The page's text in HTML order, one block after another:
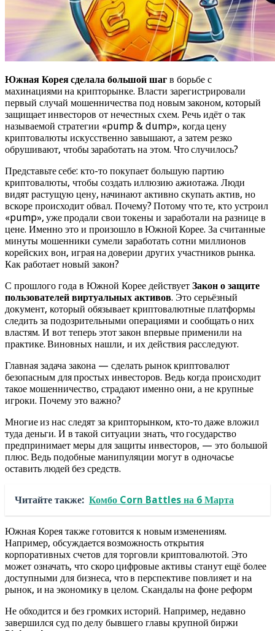
Южная Корея сделала большой шаг в борьбе с
махинациями на крипторынке. Власти зарегистрировали
первый случай мошенничества под новым законом, который
защищает инвесторов от нечестных схем. Речь идёт о так
называемой стратегии «pump & dump», когда цену
криптовалюты искусственно завышают, а затем резко
обрушивают, чтобы заработать на этом. Что случилось?
Представьте себе: кто-то покупает большую партию
криптовалюты, чтобы создать иллюзию ажиотажа. Люди
видят растущую цену, начинают активно скупать актив, но
вскоре происходит обвал. Почему? Потому что те, кто устроил
«pump», уже продали свои токены и заработали на разнице в
цене. Именно это и произошло в Южной Корее. За считанные
минуты мошенники сумели заработать сотни миллионов
корейских вон, играя на доверии других участников рынка.
Как работает новый закон?
С прошлого года в Южной Корее действует Закон о защите
пользователей виртуальных активов. Это серьёзный
документ, который обязывает криптовалютные платформы
следить за подозрительными операциями и сообщать о них
властям. И вот теперь этот закон впервые применили на
практике. Виновных нашли, и их действия расследуют.
Главная задача закона — сделать рынок криптовалют
безопасным для простых инвесторов. Ведь когда происходит
такое мошенничество, страдают именно они, а не крупные
игроки. Почему это важно?
Многие из нас следят за крипторынком, кто-то даже вложил
туда деньги. И в такой ситуации знать, что государство
предпринимает меры для защиты инвесторов, — это большой
плюс. Ведь подобные манипуляции могут в одночасье
оставить людей без средств.
Читайте также: Комбо Corn Battles на 6 Марта
Южная Корея также готовится к новым изменениям.
Например, обсуждается возможность открытия
корпоративных счетов для торговли криптовалютой. Это
может означать, что скоро цифровые активы станут ещё более
доступными для бизнеса, что в перспективе повлияет и на
рынок, и на экономику в целом. Скандалы на фоне реформ
Не обходится и без громких историй. Например, недавно
завершился суд по делу бывшего главы крупной биржи